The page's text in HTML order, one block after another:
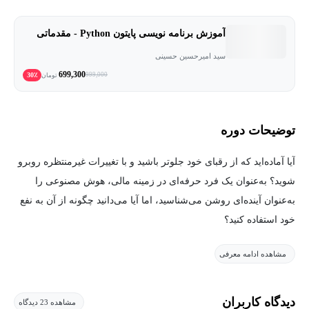
آموزش برنامه نویسی پایتون Python - مقدماتی
سید امیرحسین حسینی
999,000
699,300 تومان 30٪
توضیحات دوره
آیا آماده‌اید که از رقبای خود جلوتر باشید و با تغییرات غیرمنتظره روبرو
شوید؟ به‌عنوان یک فرد حرفه‌ای در زمینه مالی، هوش مصنوعی را
به‌عنوان آینده‌ای روشن می‌شناسید، اما آیا می‌دانید چگونه از آن به نفع
خود استفاده کنید؟
دوره هوش مصنوعی برای حسابداران از دوره‌های
در یک چشم‌انداز به‌سرعت در حال تغییر موفق شوید.
مشاهده ادامه معرفی
دیدگاه کاربران مشاهده 23 دیدگاه